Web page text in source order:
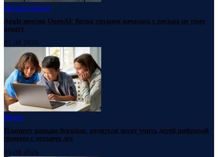
НаукаНовости
Apple против OpenAI: битва титанов началась с письма не тому
азиату
05.08.2026
Наука
Планшет раньше букваря: родители хотят учить детей цифровой
грамоте с четырех лет
05.08.2026